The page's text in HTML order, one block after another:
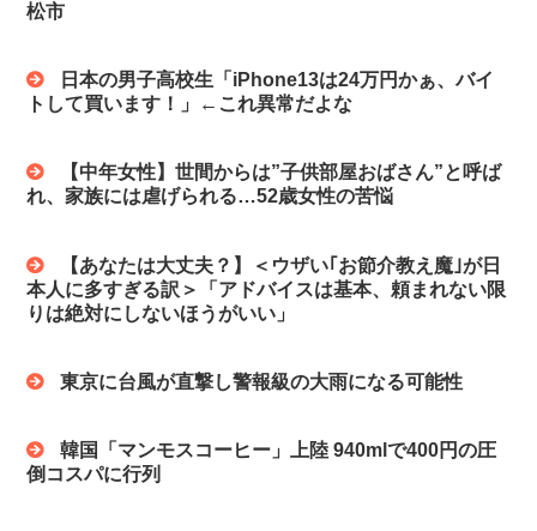
松市
トして買います！」←これ異常だよな
れ、家族には虐げられる…52歳女性の苦悩
本人に多すぎる訳＞「アドバイスは基本、頼まれない限
りは絶対にしないほうがいい」
東京に台風が直撃し警報級の大雨になる可能性
倒コスパに行列